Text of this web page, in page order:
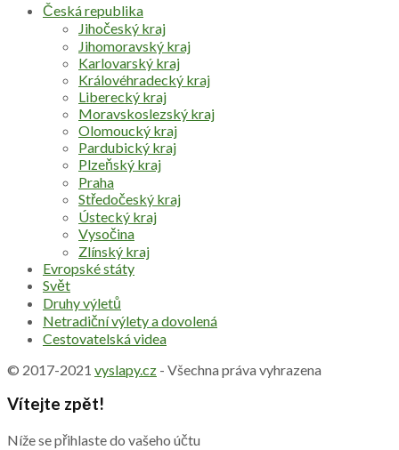
Česká republika
Jihočeský kraj
Jihomoravský kraj
Karlovarský kraj
Královéhradecký kraj
Liberecký kraj
Moravskoslezský kraj
Olomoucký kraj
Pardubický kraj
Plzeňský kraj
Praha
Středočeský kraj
Ústecký kraj
Vysočina
Zlínský kraj
Evropské státy
Svět
Druhy výletů
Netradiční výlety a dovolená
Cestovatelská videa
© 2017-2021 vyslapy.cz - Všechna práva vyhrazena
Vítejte zpět!
Níže se přihlaste do vašeho účtu